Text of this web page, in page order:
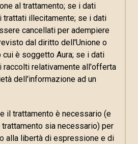
al trattamento; se i dati
trattati illecitamente; se i dati
cancellati per adempiere
dal diritto dell'Unione o
è soggetto Aura; se i dati
raccolti relativamente all'offerta
dell'informazione ad un
il trattamento è necessario (e
sia necessario) per
alla libertà di espressione e di